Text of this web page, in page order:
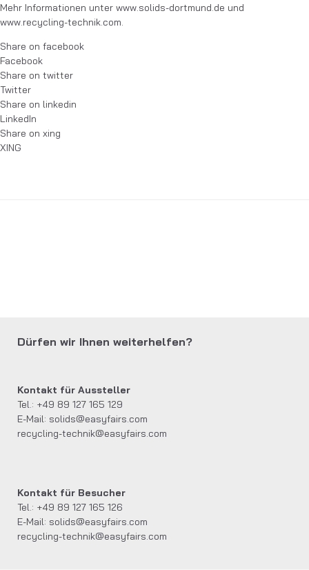
Mehr Informationen unter www.solids-dortmund.de und
www.recycling-technik.com.
Share on facebook
Facebook
Share on twitter
Twitter
Share on linkedin
LinkedIn
Share on xing
XING
Dürfen wir Ihnen weiterhelfen?
Kontakt für Aussteller
Tel.: +49 89 127 165 129
E-Mail: solids@easyfairs.com
recycling-technik@easyfairs.com
Kontakt für Besucher
Tel.: +49 89 127 165 126
E-Mail: solids@easyfairs.com
recycling-technik@easyfairs.com